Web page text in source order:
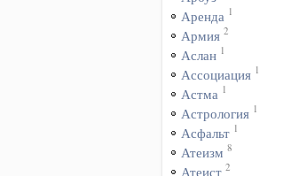
Аренда 1
Армия 2
Аслан 1
Ассоциация 1
Астма 1
Астрология 1
Асфальт 1
Атеизм 8
Атеист 2